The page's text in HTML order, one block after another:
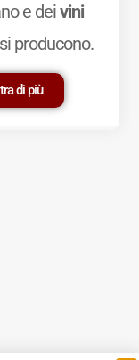
e deivini
producono.
di più